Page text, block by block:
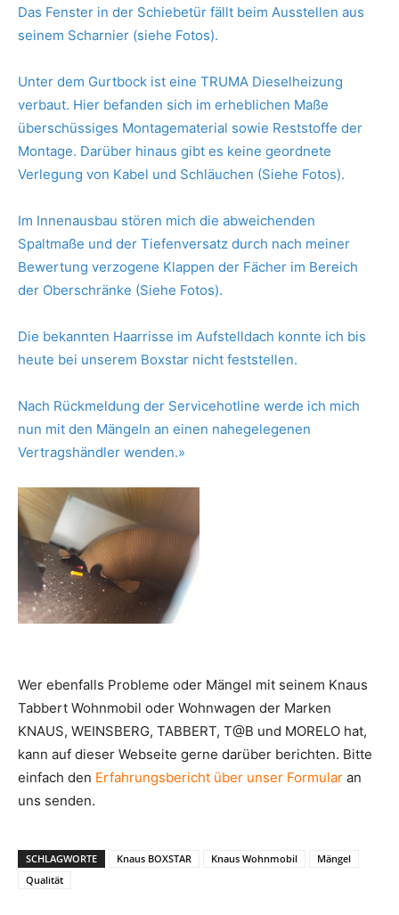
Das Fenster in der Schiebetür fällt beim Ausstellen aus
seinem Scharnier (siehe Fotos).
Unter dem Gurtbock ist eine TRUMA Dieselheizung
verbaut. Hier befanden sich im erheblichen Maße
überschüssiges Montagematerial sowie Reststoffe der
Montage. Darüber hinaus gibt es keine geordnete
Verlegung von Kabel und Schläuchen (Siehe Fotos).
Im Innenausbau stören mich die abweichenden
Spaltmaße und der Tiefenversatz durch nach meiner
Bewertung verzogene Klappen der Fächer im Bereich
der Oberschränke (Siehe Fotos).
Die bekannten Haarrisse im Aufstelldach konnte ich bis
heute bei unserem Boxstar nicht feststellen.
Nach Rückmeldung der Servicehotline werde ich mich
nun mit den Mängeln an einen nahegelegenen
Vertragshändler wenden.»
Wer ebenfalls Probleme oder Mängel mit seinem Knaus
Tabbert Wohnmobil oder Wohnwagen der Marken
KNAUS, WEINSBERG, TABBERT, T@B und MORELO hat,
kann auf dieser Webseite gerne darüber berichten. Bitte
einfach den Erfahrungsbericht über unser Formular an
uns senden.
SCHLAGWORTE Knaus BOXSTAR Knaus Wohnmobil
Mängel
Qualität